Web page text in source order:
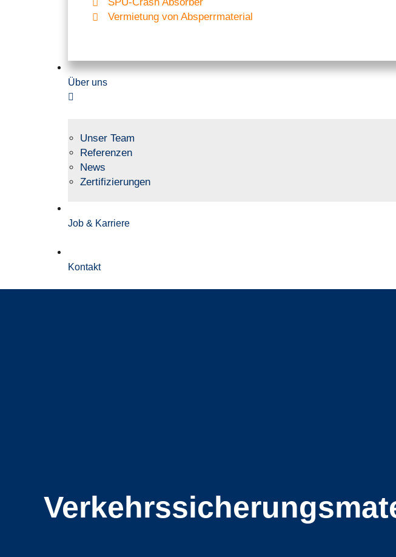
Vermietung von Absperrmaterial
Über uns
Unser Team
Referenzen
News
Zertifizierungen
Job & Karriere
Kontakt